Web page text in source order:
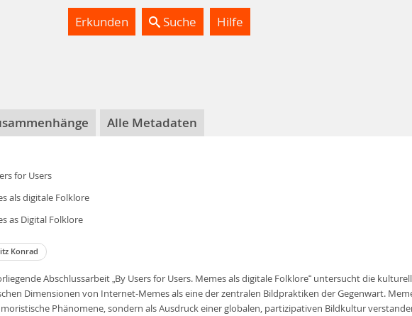
Erkunden Suche Hilfe
Alle Metadaten
for Users
als digitale Folklore
as Digital Folklore
Konrad
Abschlussarbeit „By Users for Users. Memes als digitale Folklore“ untersucht die
Dimensionen von Internet-Memes als eine der zentralen Bildpraktiken der Gegenwart.
Phänomene, sondern als Ausdruck einer globalen, partizipativen Bildkultur